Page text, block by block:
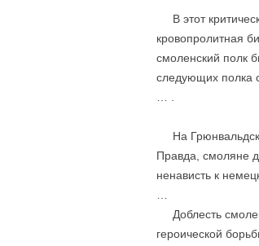
В этот
кровопролитная
смоленский полк
следующих полка
На
Правда, смоляне
ненависть к
Доблесть
героической